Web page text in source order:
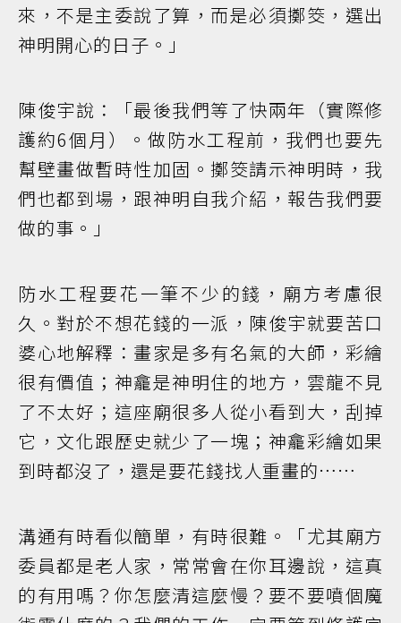
來，不是主委說了算，而是必須擲筊，選出
神明開心的日子。」
陳俊宇說：「最後我們等了快兩年（實際修
護約6個月）。做防水工程前，我們也要先
幫壁畫做暫時性加固。擲筊請示神明時，我
們也都到場，跟神明自我介紹，報告我們要
做的事。」
防水工程要花一筆不少的錢，廟方考慮很
久。對於不想花錢的一派，陳俊宇就要苦口
婆心地解釋：畫家是多有名氣的大師，彩繪
很有價值；神龕是神明住的地方，雲龍不見
了不太好；這座廟很多人從小看到大，刮掉
它，文化跟歷史就少了一塊；神龕彩繪如果
到時都沒了，還是要花錢找人重畫的……
溝通有時看似簡單，有時很難。「尤其廟方
委員都是老人家，常常會在你耳邊說，這真
的有用嗎？你怎麼清這麼慢？要不要噴個魔